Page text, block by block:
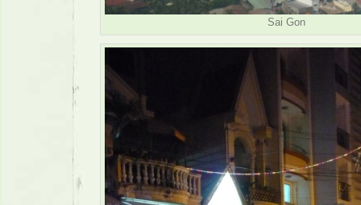
Sai Gon